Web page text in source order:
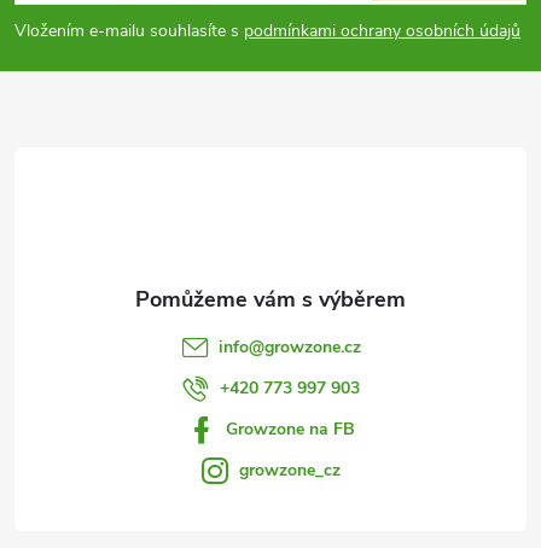
pVložením e-mailu souhlasíte s podmínkami ochrany osobních údajů
info@growzone.cz
+420 773 997 903
Growzone na FB
growzone_cz